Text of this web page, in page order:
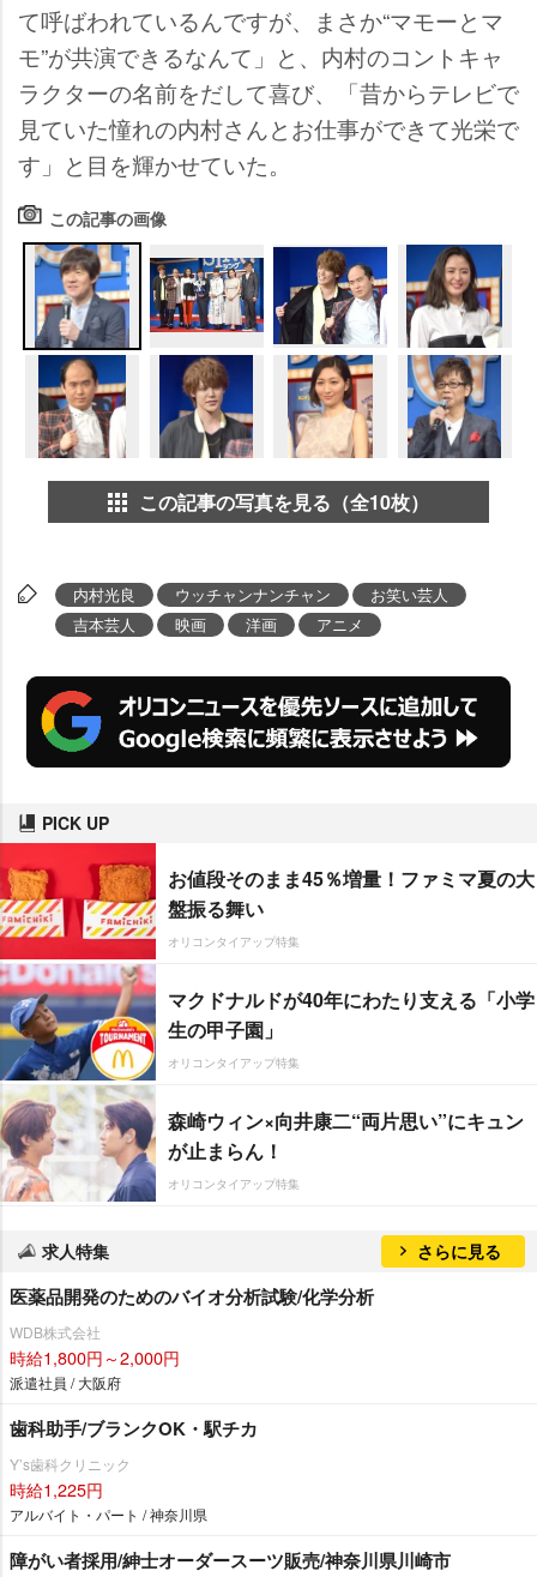
て呼ばわれているんですが、まさか“マモーとマ
モ”が共演できるなんて」と、内村のコントキャ
ラクターの名前をだして喜び、「昔からテレビで
見ていた憧れの内村さんとお仕事ができて光栄で
す」と目を輝かせていた。
この記事の画像
この記事の写真を見る（全10枚）
内村光良 ウッチャンナンチャン
お笑い芸人
吉本芸人
映画 洋画 アニメ
PICK UP
お値段そのまま45％増量！ファミマ夏の大
盤振る舞い
オリコンタイアップ特集
マクドナルドが40年にわたり支える「小学
生の甲子園」
オリコンタイアップ特集
森崎ウィン×向井康二“両片思い”にキュン
が止まらん！
オリコンタイアップ特集
求人特集 さらに見る
医薬品開発のためのバイオ分析試験/化学分析
WDB株式会社
時給1,800円～2,000円
派遣社員 / 大阪府
歯科助手/ブランクOK・駅チカ
Y’s歯科クリニック
時給1,225円
アルバイト・パート / 神奈川県
障がい者採用/紳士オーダースーツ販売/神奈川県川崎市